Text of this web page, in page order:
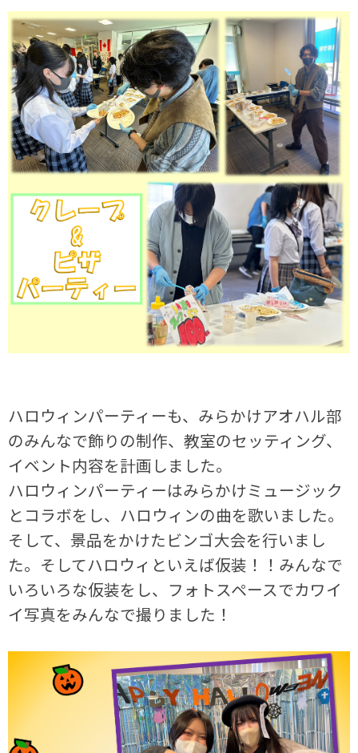
ハロウィンパーティーも、みらかけアオハル部
のみんなで飾りの制作、教室のセッティング、
イベント内容を計画しました。
ハロウィンパーティーはみらかけミュージック
とコラボをし、ハロウィンの曲を歌いました。
そして、景品をかけたビンゴ大会を行いまし
た。そしてハロウィといえば仮装！！みんなで
いろいろな仮装をし、フォトスペースでカワイ
イ写真をみんなで撮りました！